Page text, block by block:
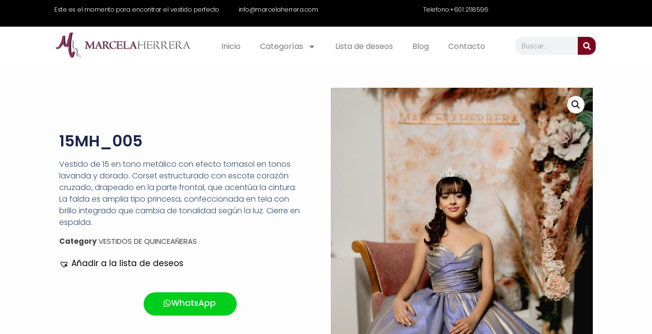
Este es el momento para encontrar el vestido perfecto info@marcelaherrera.com Telefono:+601 2118596
Inicio Categorías Lista de deseos Blog Contacto
15MH_005
Vestido de 15 en tono metálico con efecto tornasol en tonos
lavanda y dorado. Corset estructurado con escote corazón
cruzado, drapeado en la parte frontal, que acentúa la cintura.
La falda es amplia tipo princesa, confeccionada en tela con
brillo integrado que cambia de tonalidad según la luz. Cierre en
espalda.
CategoryVESTIDOS DE QUINCEAÑERAS
Añadir a la lista de deseos
WhatsApp